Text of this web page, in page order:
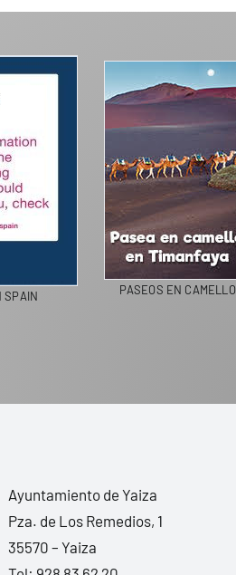
SPAIN PASEOS EN CAMELLO
Ayuntamiento de Yaiza
Pza. de Los Remedios, 1
35570 – Yaiza